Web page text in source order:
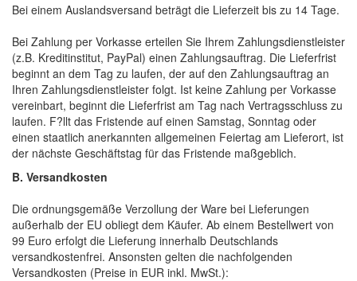
Bei einem Auslandsversand beträgt die Lieferzeit bis zu 14 Tage.
Bei Zahlung per Vorkasse erteilen Sie Ihrem Zahlungsdienstleister
(z.B. Kreditinstitut, PayPal) einen Zahlungsauftrag. Die Lieferfrist
beginnt an dem Tag zu laufen, der auf den Zahlungsauftrag an
Ihren Zahlungsdienstleister folgt. Ist keine Zahlung per Vorkasse
vereinbart, beginnt die Lieferfrist am Tag nach Vertragsschluss zu
laufen. F?llt das Fristende auf einen Samstag, Sonntag oder
einen staatlich anerkannten allgemeinen Feiertag am Lieferort, ist
der nächste Geschäftstag für das Fristende maßgeblich.
B. Versandkosten
Die ordnungsgemäße Verzollung der Ware bei Lieferungen
außerhalb der EU obliegt dem Käufer. Ab einem Bestellwert von
99 Euro erfolgt die Lieferung innerhalb Deutschlands
versandkostenfrei. Ansonsten gelten die nachfolgenden
Versandkosten (Preise in EUR inkl. MwSt.):